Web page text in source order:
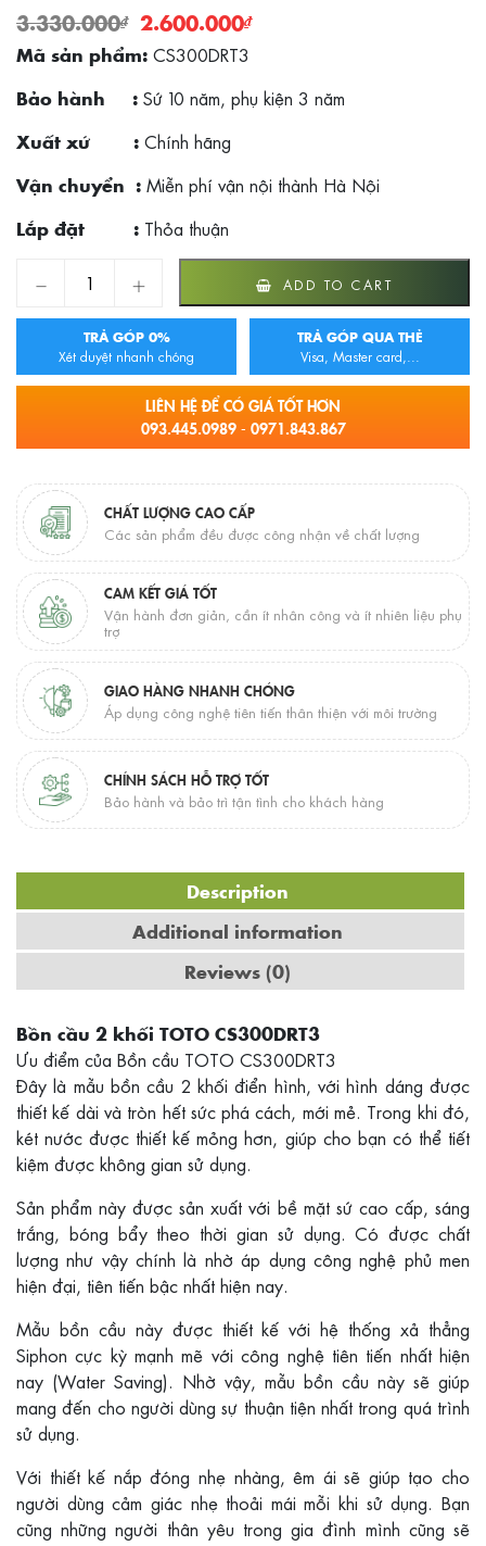
3.330.000₫ 2.600.000₫
Mã sản phẩm: CS300DRT3
Bảo hành : Sứ 10 năm, phụ kiện 3 năm
Xuất xứ : Chính hãng
Vận chuyển : Miễn phí vận nội thành Hà Nội
Lắp đặt : Thỏa thuận
Bồn cầu 2 khối TOTO CS300DRT3 quantity
ADD TO CART
TRẢ GÓP 0%
Xét duyệt nhanh chóng
TRẢ GÓP QUA THẺ
Visa, Master card,...
LIÊN HỆ ĐỂ CÓ GIÁ TỐT HƠN
093.445.0989 - 0971.843.867
CHẤT LƯỢNG CAO CẤP
Các sản phẩm đều được công nhận về chất lượng
CAM KẾT GIÁ TỐT
Vận hành đơn giản, cần ít nhân công và ít nhiên liệu phụ
trợ
GIAO HÀNG NHANH CHÓNG
Áp dụng công nghệ tiên tiến thân thiện với môi trường
CHÍNH SÁCH HỖ TRỢ TỐT
Bảo hành và bảo trì tận tình cho khách hàng
Description
Additional information
Reviews (0)
Bồn cầu 2 khối TOTO CS300DRT3
Ưu điểm của Bồn cầu TOTO CS300DRT3
Đây là mẫu bồn cầu 2 khối điển hình, với hình dáng được
thiết kế dài và tròn hết sức phá cách, mới mẻ. Trong khi đó,
két nước được thiết kế mỏng hơn, giúp cho bạn có thể tiết
kiệm được không gian sử dụng.
Sản phẩm này được sản xuất với bề mặt sứ cao cấp, sáng
trắng, bóng bẩy theo thời gian sử dụng. Có được chất
lượng như vậy chính là nhờ áp dụng công nghệ phủ men
hiện đại, tiên tiến bậc nhất hiện nay.
Mẫu bồn cầu này được thiết kế với hệ thống xả thẳng
Siphon cực kỳ mạnh mẽ với công nghệ tiên tiến nhất hiện
nay (Water Saving). Nhờ vậy, mẫu bồn cầu này sẽ giúp
mang đến cho người dùng sự thuận tiện nhất trong quá trình
sử dụng.
Với thiết kế nắp đóng nhẹ nhàng, êm ái sẽ giúp tạo cho
người dùng cảm giác nhẹ thoải mái mỗi khi sử dụng. Bạn
cũng những người thân yêu trong gia đình mình cũng sẽ